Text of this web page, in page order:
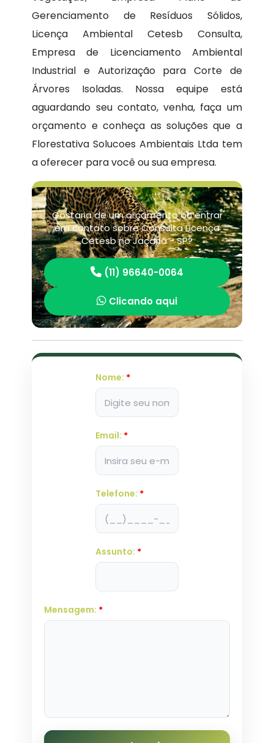
Gerenciamento de Resíduos Sólidos,
Licença Ambiental Cetesb Consulta,
Empresa de Licenciamento Ambiental
Industrial e Autorização para Corte de
Árvores Isoladas. Nossa equipe está
aguardando seu contato, venha, faça um
orçamento e conheça as soluções que a
Florestativa Solucoes Ambientais Ltda tem
a oferecer para você ou sua empresa.
Gostaria de um orçamento ou entrar
em contato sobre Consulta Licença
Cetesb no Jaçanã - SP?
(11) 96640-0064
Clicando aqui
Nome: *
Email: *
Telefone: *
Assunto: *
Mensagem: *